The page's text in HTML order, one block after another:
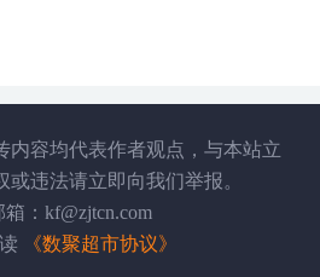
内容均代表作者观点，与本站立
或违法请立即向我们举报。
：kf@zjtcn.com
《数聚超市协议》